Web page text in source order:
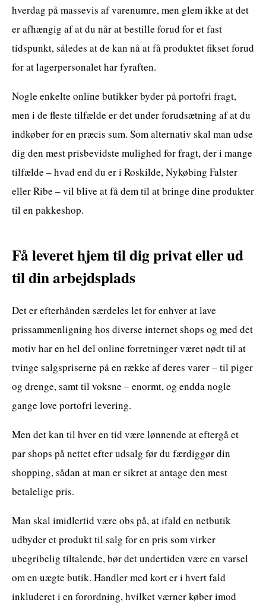
hverdag på massevis af varenumre, men glem ikke at det
er afhængig af at du når at bestille forud for et fast
tidspunkt, således at de kan nå at få produktet fikset forud
for at lagerpersonalet har fyraften.
Nogle enkelte online butikker byder på portofri fragt,
men i de fleste tilfælde er det under forudsætning af at du
indkøber for en præcis sum. Som alternativ skal man udse
dig den mest prisbevidste mulighed for fragt, der i mange
tilfælde – hvad end du er i Roskilde, Nykøbing Falster
eller Ribe – vil blive at få dem til at bringe dine produkter
til en pakkeshop.
Få leveret hjem til dig privat eller ud
til din arbejdsplads
Det er efterhånden særdeles let for enhver at lave
prissammenligning hos diverse internet shops og med det
motiv har en hel del online forretninger været nødt til at
tvinge salgspriserne på en række af deres varer – til piger
og drenge, samt til voksne – enormt, og endda nogle
gange love portofri levering.
Men det kan til hver en tid være lønnende at eftergå et
par shops på nettet efter udsalg før du færdiggør din
shopping, sådan at man er sikret at antage den mest
betalelige pris.
Man skal imidlertid være obs på, at ifald en netbutik
udbyder et produkt til salg for en pris som virker
ubegribelig tiltalende, bør det undertiden være en varsel
om en uægte butik. Handler med kort er i hvert fald
inkluderet i en forordning, hvilket værner køber imod